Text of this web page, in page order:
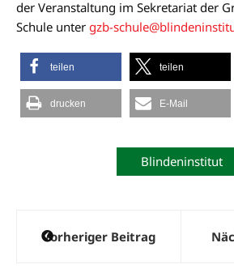
der Veranstaltung im Sekretariat der
Schule unter gzb-
teilen teilen
drucken E-Mail
Blindeninstitut
Beitragsnavigation
Vorheriger Beitrag